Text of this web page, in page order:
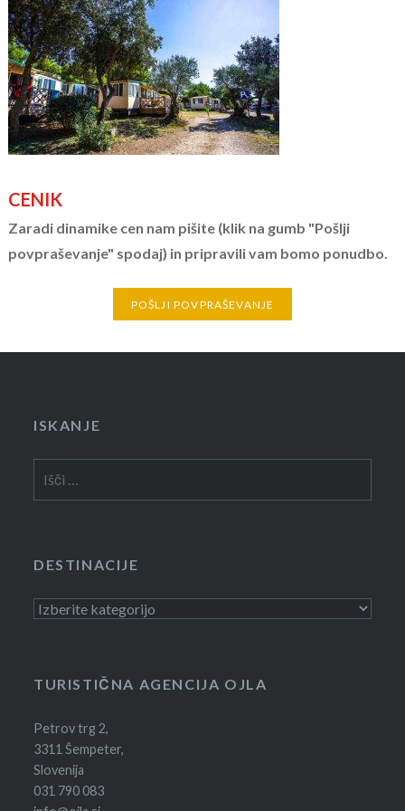
CENIK
Zaradi dinamike cen nam pišite (klik na gumb "Pošlji
povpraševanje" spodaj) in pripravili vam bomo ponudbo.
POŠLJI POVPRAŠEVANJE
ISKANJE
DESTINACIJE
Destinacije
TURISTIČNA AGENCIJA OJLA
Petrov trg 2,
3311 Šempeter,
Slovenija
031 790 083